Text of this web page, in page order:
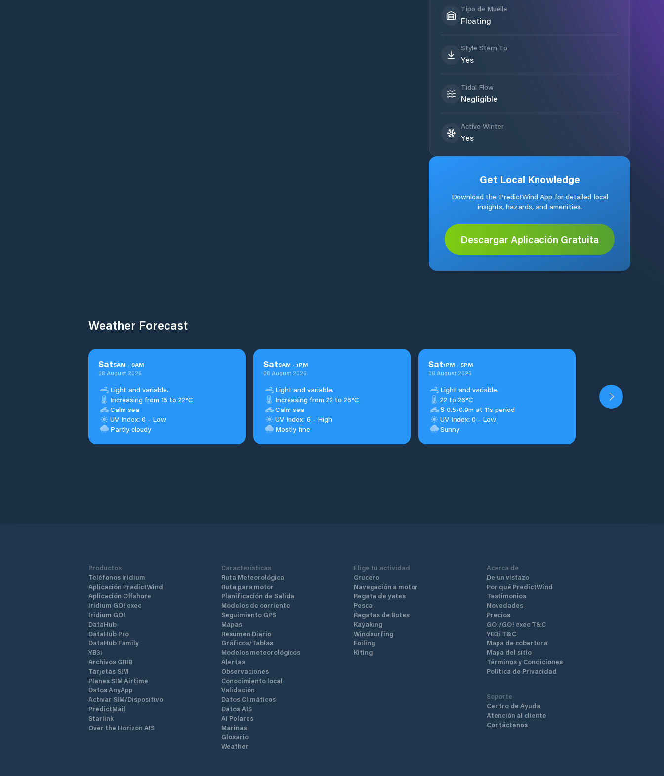
Tipo de Muelle
Floating
Style Stern To
Yes
Tidal Flow
Negligible
Active Winter
Yes
Get Local Knowledge
Download the PredictWind App for detailed local
insights, hazards, and amenities.
Descargar Aplicación Gratuita
Weather Forecast
Sat5AM - 9AM
08 August 2026
Light and variable.
Increasing from 15 to 22°C
Calm sea
UV Index: 0 - Low
Partly cloudy
Sat9AM - 1PM
08 August 2026
Light and variable.
Increasing from 22 to 26°C
Calm sea
UV Index: 6 - High
Mostly fine
Sat1PM - 5PM
08 August 2026
Light and variable.
22 to 26°C
S 0.5-0.9m at 11s period
UV Index: 0 - Low
Sunny
Productos
Teléfonos Iridium
Aplicación PredictWind
Aplicación Offshore
Iridium GO! exec
Iridium GO!
DataHub
DataHub Pro
DataHub Family
YB3i
Archivos GRIB
Tarjetas SIM
Planes SIM Airtime
Datos AnyApp
Activar SIM/Dispositivo
PredictMail
Starlink
Over the Horizon AIS
Características
Ruta Meteorológica
Ruta para motor
Planificación de Salida
Modelos de corriente
Seguimiento GPS
Mapas
Resumen Diario
Gráficos/Tablas
Modelos meteorológicos
Alertas
Observaciones
Conocimiento local
Validación
Datos Climáticos
Datos AIS
AI Polares
Marinas
Glosario
Weather
Elige tu actividad
Crucero
Navegación a motor
Regata de yates
Pesca
Regatas de Botes
Kayaking
Windsurfing
Foiling
Kiting
Acerca de
De un vistazo
Por qué PredictWind
Testimonios
Novedades
Precios
GO!/GO! exec T&C
YB3i T&C
Mapa de cobertura
Mapa del sitio
Términos y Condiciones
Política de Privacidad
Soporte
Centro de Ayuda
Atención al cliente
Contáctenos